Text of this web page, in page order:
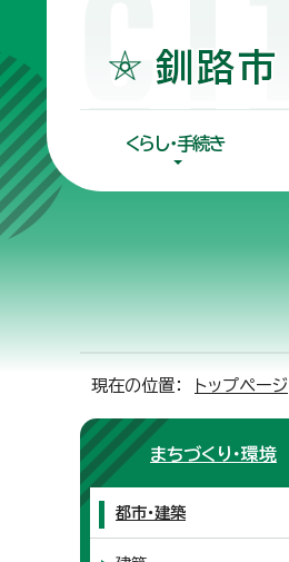
くらし・手続き
現在の位置： トップページ
まちづくり・環境
都市・建築